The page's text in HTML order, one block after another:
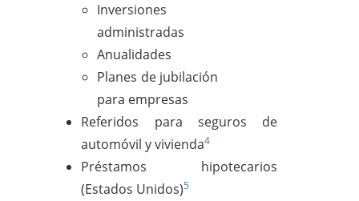
Inversiones
administradas
Anualidades
Planes de jubilación
para empresas
Referidos para seguros de
automóvil y vivienda4
Préstamos hipotecarios
(Estados Unidos)5